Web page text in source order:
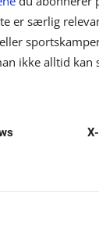
er særlig
ikke alltid kan